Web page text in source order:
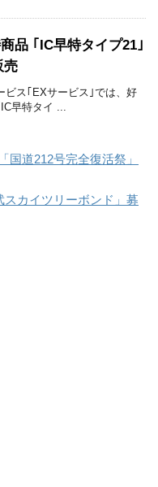
品 ｢IC早特タイプ21｣
売
ビス｢EXサービス｣では、好
早特タイ ...
国道212号完全復活祭」
カイツリーボンド」募